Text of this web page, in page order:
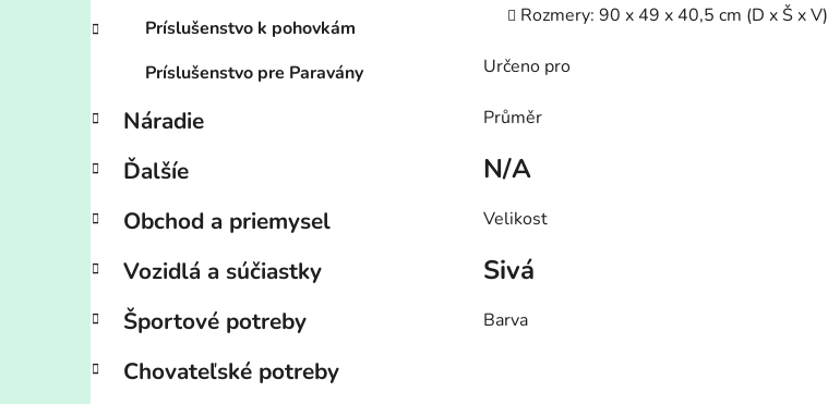
Príslušenstvo k pohovkám
Príslušenstvo pre Paravány
Náradie
Ďalšíe
Obchod a priemysel
Vozidlá a súčiastky
Športové potreby
Chovateľské potreby
Rozmery: 90 x 49 x 40,5 cm (D x Š x V)
Určeno pro
Průměr
N/A
Velikost
Sivá
Barva